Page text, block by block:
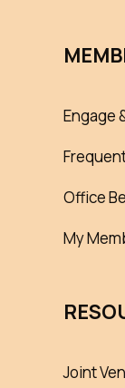
Engage
Office
My
Joint